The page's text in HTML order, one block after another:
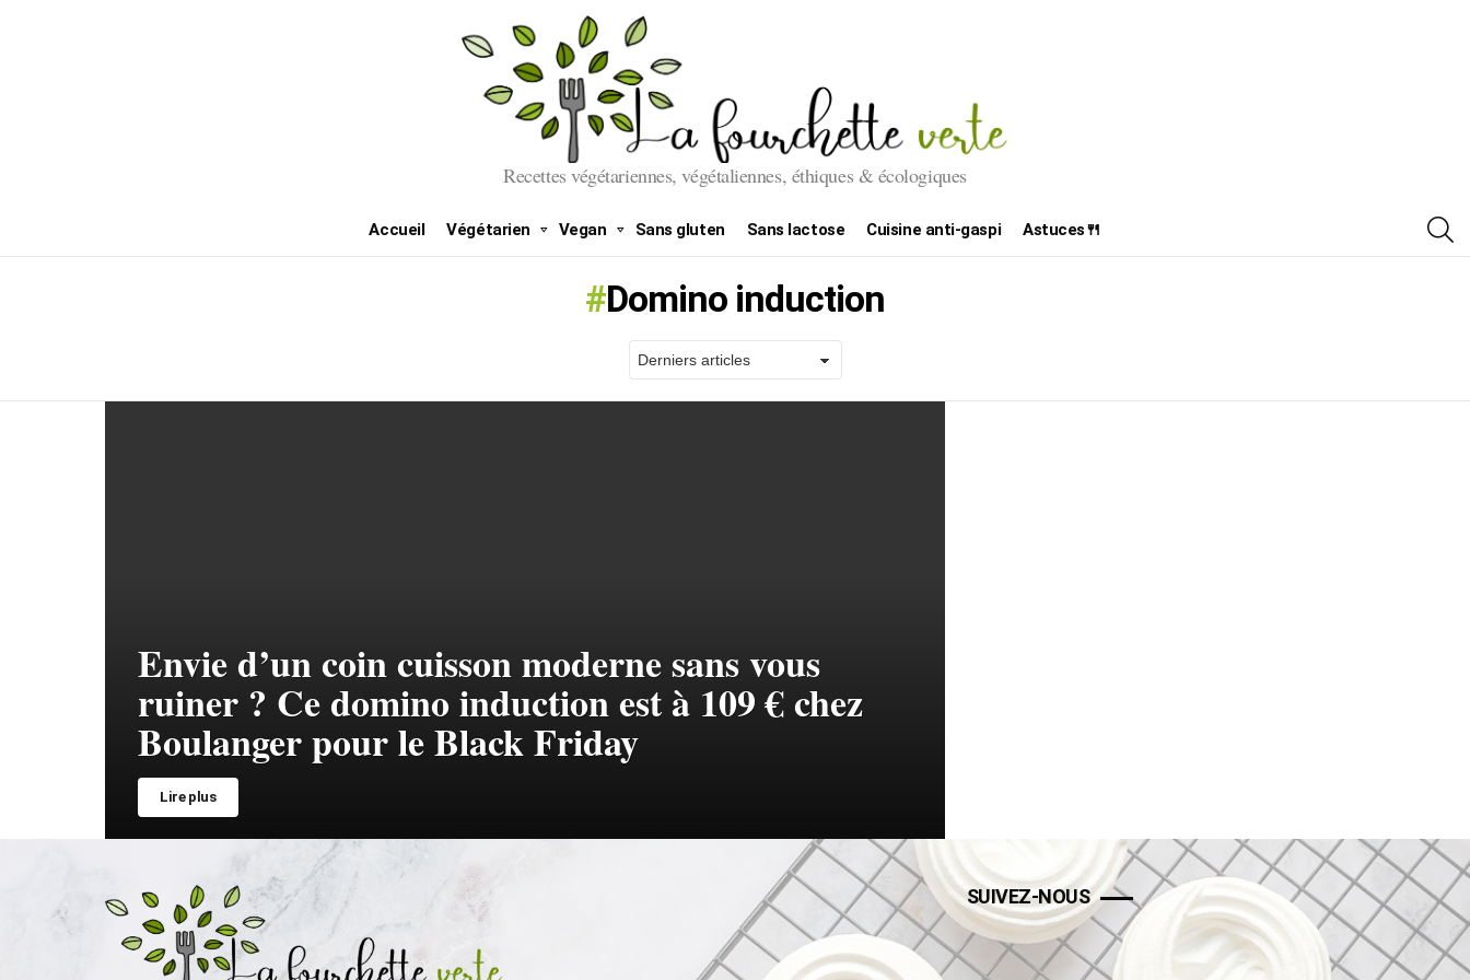
Recettes végétariennes, végétaliennes, éthiques & écologiques
Accueil Végétarien Vegan Sans gluten Sans lactose Cuisine anti-gaspi Astuces🍴
Domino induction
Envie d’un coin cuisson moderne sans vous
ruiner ? Ce domino induction est à 109 € chez
Boulanger pour le Black Friday
Lire plus
SUIVEZ-NOUS